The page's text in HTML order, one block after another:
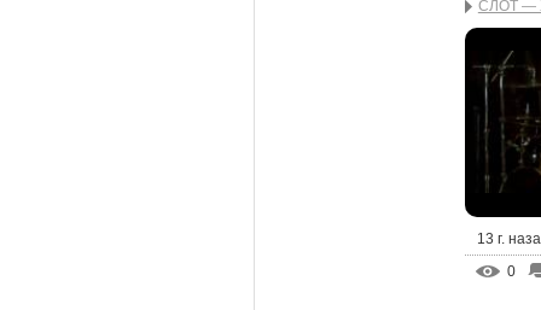
СЛОТ —
13 г.
0